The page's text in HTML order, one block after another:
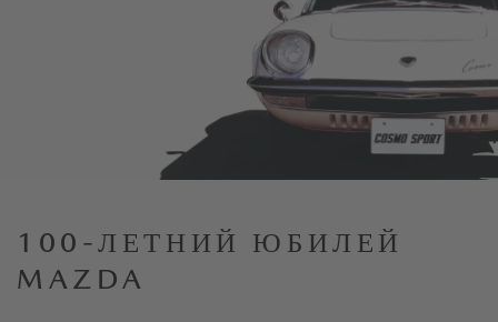
100-ЛЕТНИЙ ЮБИЛЕЙ
MAZDA